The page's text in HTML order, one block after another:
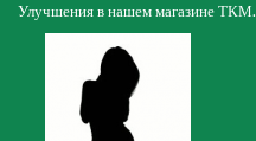
Улучшения в нашем магазине ТКМ.